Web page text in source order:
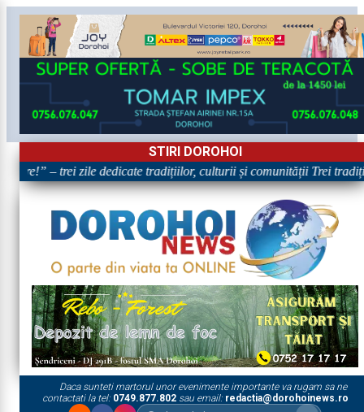
STIRI DOROHOI
– trei zile dedicate tradițiilor, culturii și comunității Trei
Daca sunteti martorul unor evenimente importante va rugam sa ne
contactati la tel: 0749.877.802sau email: redactia@dorohoinews.ro